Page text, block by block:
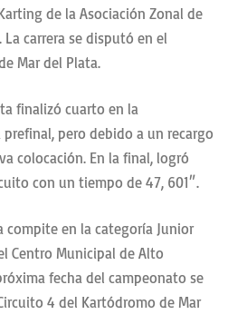
de la Asociación Zonal de
La carrera se disputó en el
Mar del Plata.
finalizó cuarto en la
pero debido a un recargo
colocación. En la final, logró
con un tiempo de 47, 601″.
compite en la categoría Junior
Centro Municipal de Alto
fecha del campeonato se
4 del Kartódromo de Mar